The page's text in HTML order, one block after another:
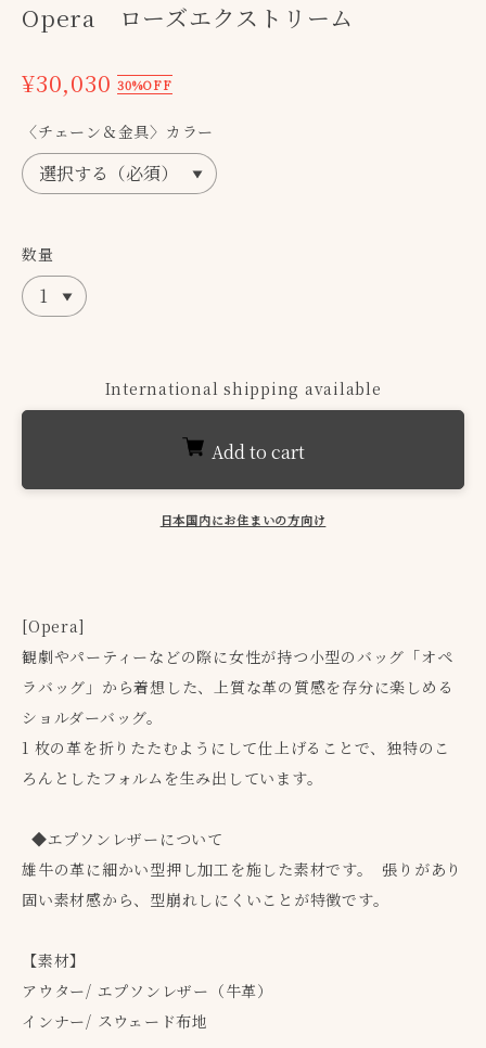
Opera ローズエクストリーム
¥30,030 30%OFF
〈チェーン＆金具〉カラー
数量
International shipping available
Add to cart
日本国内にお住まいの方向け
[Opera]
観劇やパーティーなどの際に女性が持つ小型のバッグ「オペ
ラバッグ」から着想した、上質な革の質感を存分に楽しめる
ショルダーバッグ。
1 枚の革を折りたたむようにして仕上げることで、独特のこ
ろんとしたフォルムを生み出しています。
◆エプソンレザーについて
雄牛の革に細かい型押し加工を施した素材です。 張りがあり
固い素材感から、型崩れしにくいことが特徴です。
【素材】
アウター/ エプソンレザー（牛革）
インナー/ スウェード布地